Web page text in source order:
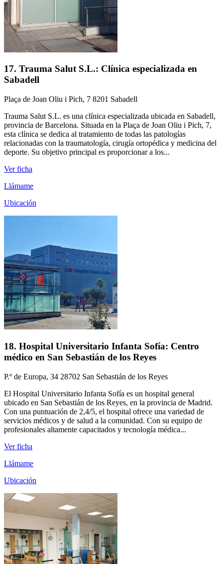
17. Trauma Salut S.L.: Clínica especializada en
Sabadell
Plaça de Joan Oliu i Pich, 7 8201 Sabadell
Trauma Salut S.L. es una clínica especializada ubicada en Sabadell,
provincia de Barcelona. Situada en la Plaça de Joan Oliu i Pich, 7,
esta clínica se dedica al tratamiento de todas las patologías
relacionadas con la traumatología, cirugía ortopédica y medicina del
deporte. Su objetivo principal es proporcionar a los...
Ver ficha
Llámame
Ubicación
18. Hospital Universitario Infanta Sofía: Centro
médico en San Sebastián de los Reyes
P.º de Europa, 34 28702 San Sebastián de los Reyes
El Hospital Universitario Infanta Sofía es un hospital general
ubicado en San Sebastián de los Reyes, en la provincia de Madrid.
Con una puntuación de 2,4/5, el hospital ofrece una variedad de
servicios médicos y de salud a la comunidad. Con su equipo de
profesionales altamente capacitados y tecnología médica...
Ver ficha
Llámame
Ubicación